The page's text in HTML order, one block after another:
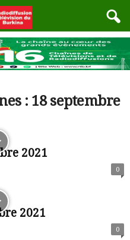
: 18 septembre
2021
0
2021
0